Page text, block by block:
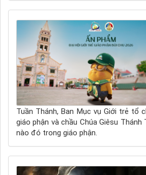
Tuần Thánh, Ban Mục vụ Giới trẻ tổ
giáo phận và chầu Chúa Giêsu
nào đó trong giáo phận.